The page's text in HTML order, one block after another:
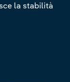
la stabilità